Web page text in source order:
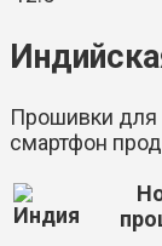
Прошивки для
смартфон